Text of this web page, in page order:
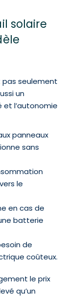
solaire
pas seulement
un
et l’autonomie
panneaux
sans
le
en cas de
batterie
de
coûteux.
le prix
qu’un